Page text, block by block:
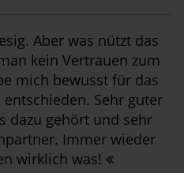
Aber was nützt das
kein Vertrauen zum
mich bewusst für das
Sehr guter
dazu gehört und sehr
Immer wieder
wirklich was!